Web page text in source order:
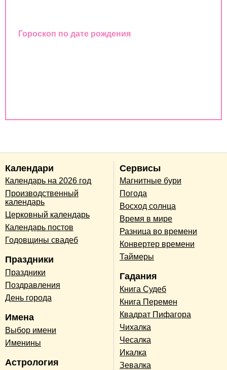
Гороскоп по дате рождения
Календари
Календарь на 2026 год
Производственный
календарь
Церковный календарь
Календарь постов
Годовщины свадеб
Праздники
Праздники
Поздравления
День города
Имена
Выбор имени
Именины
Астрология
Сервисы
Магнитные бури
Погода
Восход солнца
Время в мире
Разница во времени
Конвертер времени
Таймеры
Гадания
Книга Судеб
Книга Перемен
Квадрат Пифагора
Чихалка
Чесалка
Икалка
Зевалка